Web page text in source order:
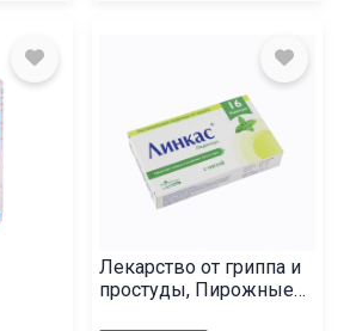
Лекарство от гриппа и
простуды, Пирожные